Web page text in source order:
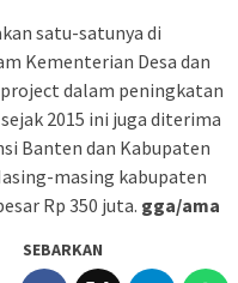
satu-satunya di
Kementerian Desa dan
dalam peningkatan
2015 ini juga diterima
Banten dan Kabupaten
masing kabupaten
Rp 350 juta. gga/ama
SEBARKAN